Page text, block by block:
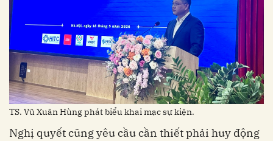
TS. Vũ Xuân Hùng phát biểu khai mạc sự kiện.
Nghị quyết cũng yêu cầu cần thiết phải huy động